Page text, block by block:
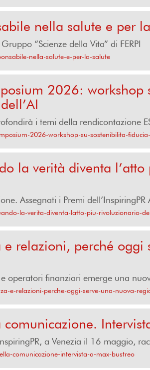
nella salute e per
“Scienze della Vita” di
nella-salute-e-per-la-salute
2026:
i temi della rendicontazione
2026-workshop-su-sostenibilita-
la verità diventa
Assegnati i Premi
la-verita-diventa-latto-piu-rivoluzionario-
e relazioni, perché
operatori finanziari emerge una
e-relazioni-perche-oggi-serve-una-nuova-
comunicazione.
a Venezia il 16 maggio,
comunicazione-intervista-a-max-bustreo